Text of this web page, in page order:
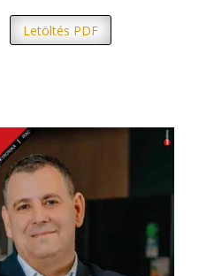
Letöltés PDF